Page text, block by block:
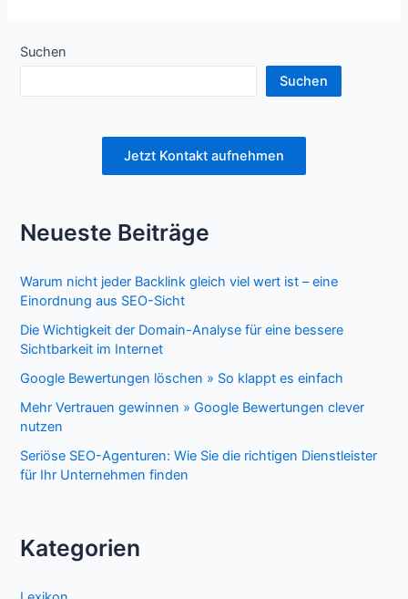
Suchen
Suchen
Jetzt Kontakt aufnehmen
Neueste Beiträge
Warum nicht jeder Backlink gleich viel wert ist – eine
Einordnung aus SEO-Sicht
Die Wichtigkeit der Domain-Analyse für eine bessere
Sichtbarkeit im Internet
Google Bewertungen löschen » So klappt es einfach
Mehr Vertrauen gewinnen » Google Bewertungen clever
nutzen
Seriöse SEO-Agenturen: Wie Sie die richtigen Dienstleister
für Ihr Unternehmen finden
Kategorien